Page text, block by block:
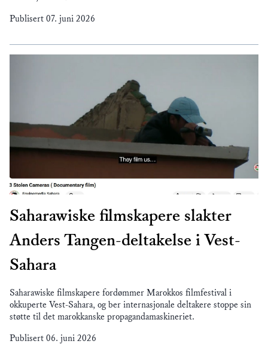
Publisert 07. juni 2026
Saharawiske filmskapere slakter
Anders Tangen-deltakelse i Vest-
Sahara
Saharawiske filmskapere fordømmer Marokkos filmfestival i
okkuperte Vest-Sahara, og ber internasjonale deltakere stoppe sin
støtte til det marokkanske propagandamaskineriet.
Publisert 06. juni 2026